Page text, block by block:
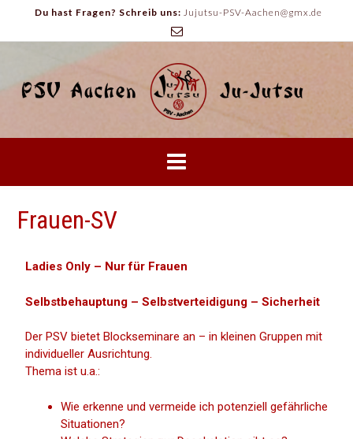
Du hast Fragen? Schreib uns: Jujutsu-PSV-Aachen@gmx.de
Frauen-SV
Ladies Only – Nur für Frauen
Selbstbehauptung – Selbstverteidigung – Sicherheit
Der PSV bietet Blockseminare an – in kleinen Gruppen mit
individueller Ausrichtung.
Thema ist u.a.:
Wie erkenne und vermeide ich potenziell gefährliche
Situationen?